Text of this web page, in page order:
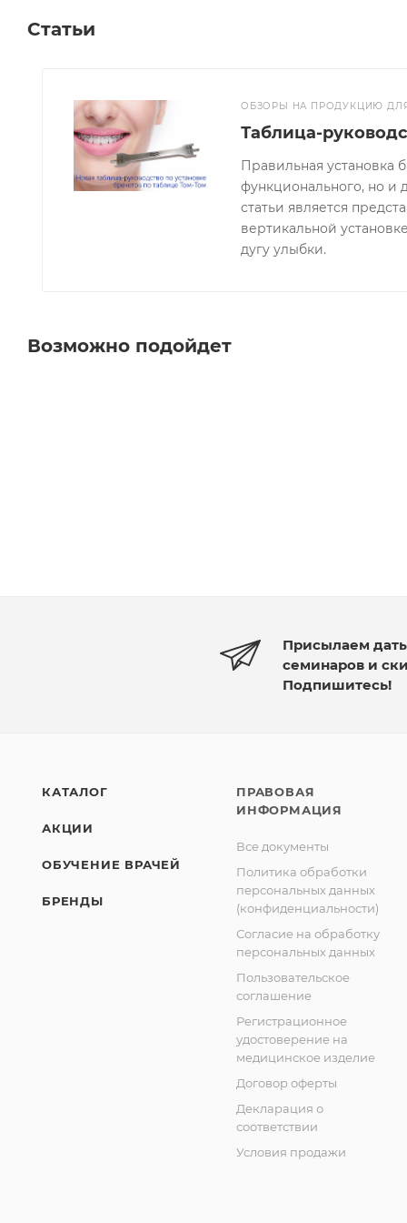
Разработано специально для лучшей адгезии и
Статьи
ОБЗОРЫ НА ПРОДУКЦИЮ
Таблица-
Правильная установка
функционального, но и
статьи является
вертикальной
дугу улыбки.
Возможно подойдет
Присылаем
семинаров и
Подпишитесь!
КАТАЛОГ
АКЦИИ
ОБУЧЕНИЕ ВРАЧЕЙ
БРЕНДЫ
ПРАВОВАЯ
ИНФОРМАЦИЯ
Все документы
Политика обработки
персональных данных
(конфиденциальности)
Согласие на обработку
персональных данных
Пользовательское
соглашение
Регистрационное
удостоверение на
медицинское изделие
Договор оферты
Декларация о
соответствии
Условия продажи